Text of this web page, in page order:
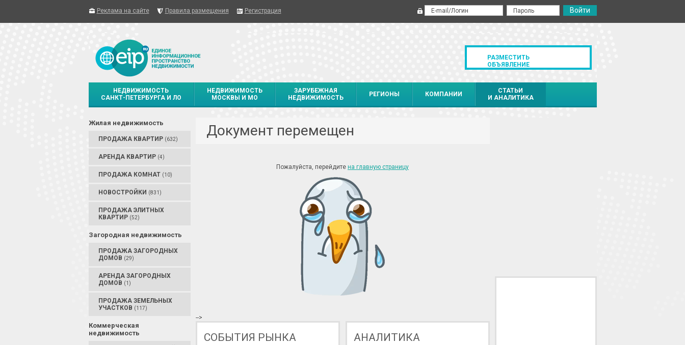
Реклама на сайте Правила размещения Регистрация
РАЗМЕСТИТЬ
ОБЪЯВЛЕНИЕ
НЕДВИЖИМОСТЬ
САНКТ-ПЕТЕРБУРГА И ЛО
НЕДВИЖИМОСТЬ
МОСКВЫ И МО
ЗАРУБЕЖНАЯ
НЕДВИЖИМОСТЬ
РЕГИОНЫ КОМПАНИИ
СТАТЬИ
И АНАЛИТИКА
Жилая недвижимость
ПРОДАЖА КВАРТИР (632)
АРЕНДА КВАРТИР (4)
ПРОДАЖА КОМНАТ (10)
НОВОСТРОЙКИ (831)
ПРОДАЖА ЭЛИТНЫХ
КВАРТИР (52)
Загородная недвижимость
ПРОДАЖА ЗАГОРОДНЫХ
ДОМОВ (29)
АРЕНДА ЗАГОРОДНЫХ
ДОМОВ (1)
ПРОДАЖА ЗЕМЕЛЬНЫХ
УЧАСТКОВ (117)
Коммерческая
недвижимость
Документ перемещен
Пожалуйста, перейдите на главную страницу
-->
СОБЫТИЯ РЫНКА АНАЛИТИКА